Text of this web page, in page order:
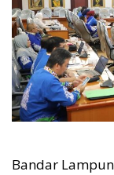
Bandar